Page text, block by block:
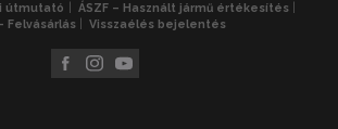
útmutató
ÁSZF – Használt jármű értékesítés
Felvásárlás
Visszaélés bejelentés